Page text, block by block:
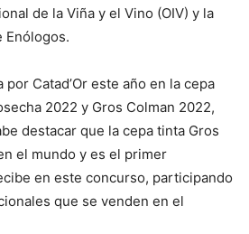
de la Viña y el Vino (OIV) y la
Enólogos.
Catad’Or este año en la cepa
2022 y Gros Colman 2022,
destacar que la cepa tinta Gros
el mundo y es el primer
en este concurso, participando
que se venden en el